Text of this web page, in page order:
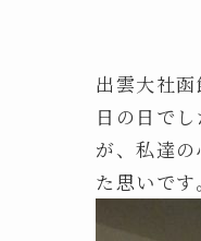
出雲大社
日の日で
が、私達
た思いです